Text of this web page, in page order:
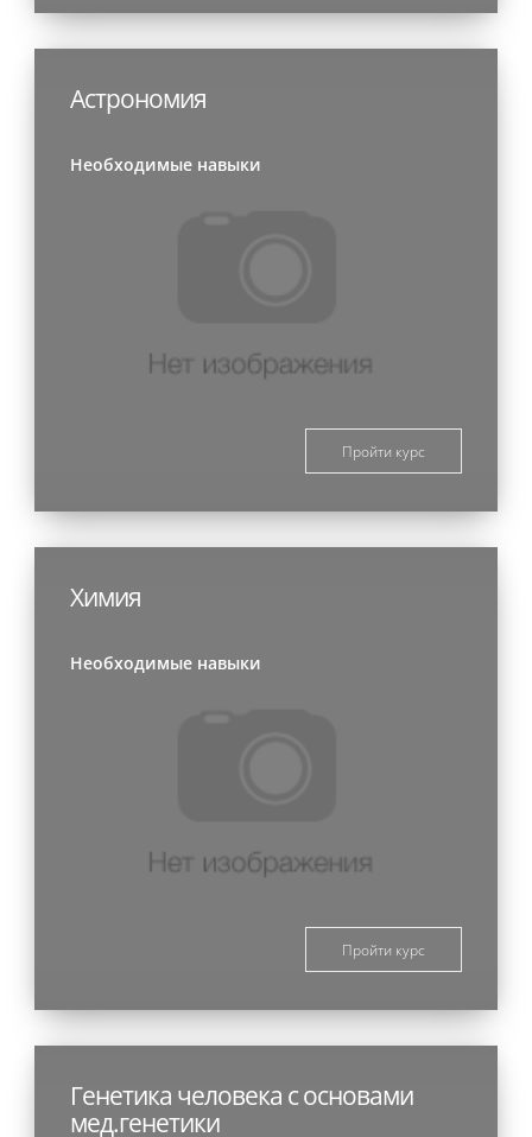
Астрономия
Необходимые навыки
Пройти курс
Химия
Необходимые навыки
Пройти курс
Генетика человека с основами
мед.генетики